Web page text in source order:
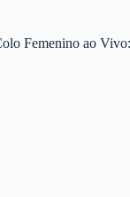
Femenino ao